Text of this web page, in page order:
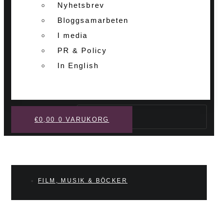
Nyhetsbrev
Bloggsamarbeten
I media
PR & Policy
In English
Sök
€0,00 0 VARUKORG
FILM, MUSIK & BÖCKER